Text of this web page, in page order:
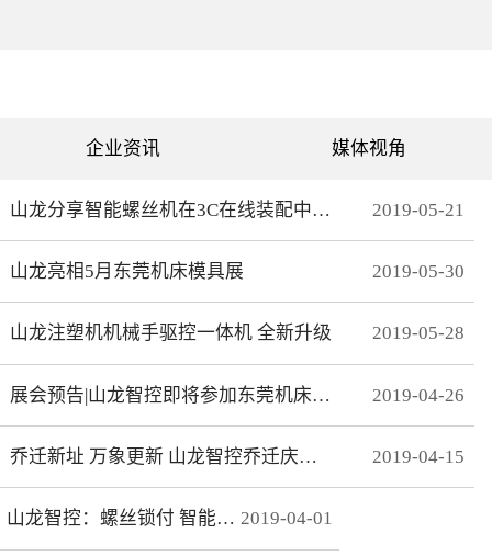
为单针设计，采用电脑可视
化界面控制机器移动实现花
绗缝机是以XY—Z型运动的
动，Z轴控制机头的绗缝。
（1）Z轴方向运动——绗缝
针上下的运动。（两个伺
（一个伺服）（3）Y轴方向
运动。（一个伺服）其中Z
轴是要两个伺服来配合完
成，伺服Z1：控制绗缝针上
动跟随不用电脑系统控制。
所以电脑是三轴系统，但却
控制着4个伺服。Z轴主要工
艺是：在500-2800针/分的
速度下，保证针始终能插入
合远距离的电机控制。网线
式接线 减少前期接线、制
观。分期保护 可以实现系
拆卸功能，有效杜绝拖款。
伺服参数，一键设置下发，
冲100倍，多个轴联动加工
问题而导致的加 工不
协调、整体效果变形等。快
速 MECHATROLINK III总
响应频率，位 置速度指
令整定时间可达2ms以下。
精准 23位绝对值编码器，
企业资讯 媒体视角
山龙分享智能螺丝机在3C在线装配中的应用 2019-05-21
山龙亮相5月东莞机床模具展 2019-05-30
山龙注塑机机械手驱控一体机 全新升级 2019-05-28
展会预告|山龙智控即将参加东莞机床模具展 2019-04-26
乔迁新址 万象更新 山龙智控乔迁庆典隆重举行 2019-04-15
山龙智控：螺丝锁付 智能升级 2019-04-01